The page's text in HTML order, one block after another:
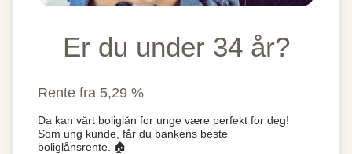
Er du under 34 år?
Da kan vårt boliglån for unge være perfekt for deg!
Som ung kunde, får du bankens beste
boliglånsrente. 🏠
Rente fra 5,29 %